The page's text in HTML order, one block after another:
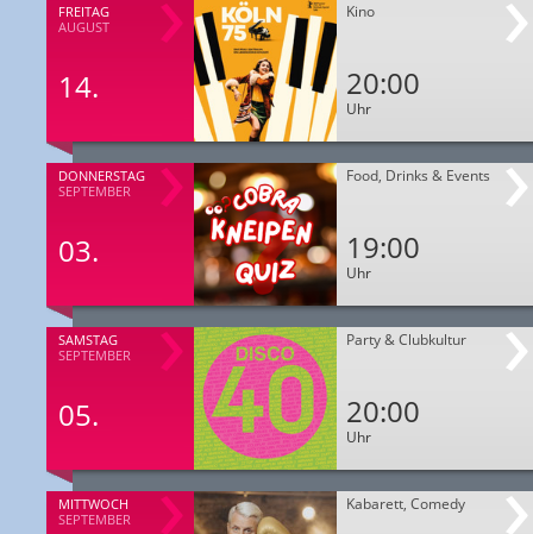
FREITAG
AUGUST
14.
Kino
20:00
Uhr
DONNERSTAG
SEPTEMBER
03.
Food, Drinks & Events
19:00
Uhr
SAMSTAG
SEPTEMBER
05.
Party & Clubkultur
20:00
Uhr
MITTWOCH
SEPTEMBER
Kabarett, Comedy